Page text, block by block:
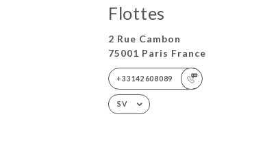
Flottes
2 Rue Cambon
75001 Paris France
+33142608089
SV